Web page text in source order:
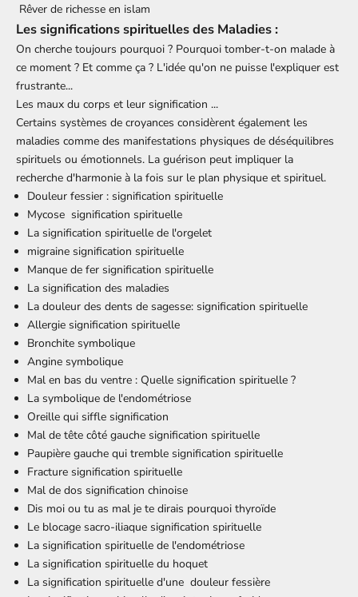
Rêver de richesse en islam
Les significations spirituelles des Maladies :
On cherche toujours pourquoi ? Pourquoi tomber-t-on malade à
ce moment ? Et comme ça ? L'idée qu'on ne puisse l'expliquer est
frustrante...
Les maux du corps et leur signification ...
Certains systèmes de croyances considèrent également les
maladies comme des manifestations physiques de déséquilibres
spirituels ou émotionnels. La guérison peut impliquer la
recherche d'harmonie à la fois sur le plan physique et spirituel.
Douleur fessier : signification spirituelle
Mycose signification spirituelle
La signification spirituelle de l'orgelet
migraine signification spirituelle
Manque de fer signification spirituelle
La signification des maladies
La douleur des dents de sagesse: signification spirituelle
Allergie signification spirituelle
Bronchite symbolique
Angine symbolique
Mal en bas du ventre : Quelle signification spirituelle ?
La symbolique de l'endométriose
Oreille qui siffle signification
Mal de tête côté gauche signification spirituelle
Paupière gauche qui tremble signification spirituelle
Fracture signification spirituelle
Mal de dos signification chinoise
Dis moi ou tu as mal je te dirais pourquoi thyroïde
Le blocage sacro-iliaque signification spirituelle
La signification spirituelle de l'endométriose
La signification spirituelle du hoquet
La signification spirituelle d'une douleur fessière